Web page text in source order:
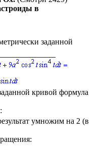
в
заданной
кривой формула
умножим на 2 (в